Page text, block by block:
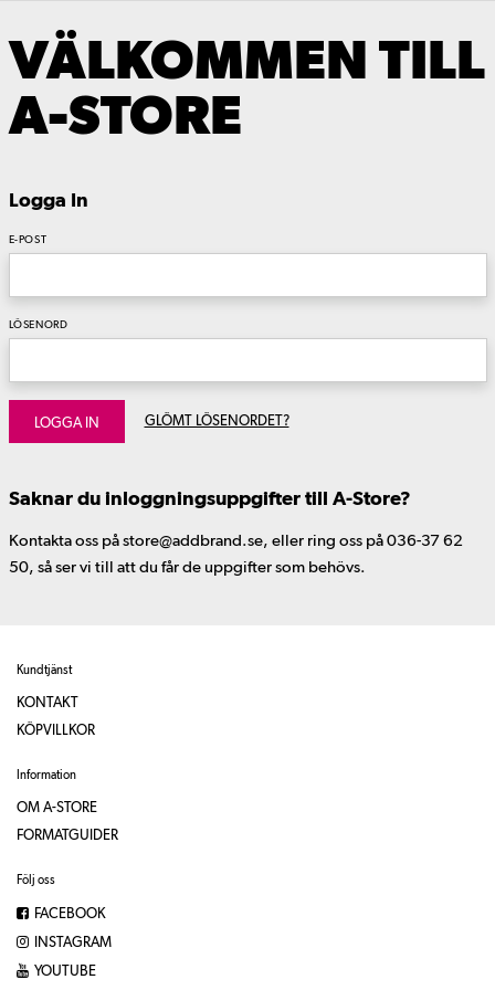
VÄLKOMMEN TILL
A-STORE
Logga In
E-POST
LÖSENORD
LOGGA IN GLÖMT LÖSENORDET?
Saknar du inloggningsuppgifter till A-Store?
Kontakta oss på store@addbrand.se, eller ring oss på 036-37 62
50, så ser vi till att du får de uppgifter som behövs.
Kundtjänst
KONTAKT
KÖPVILLKOR
Information
OM A-STORE
FORMATGUIDER
Följ oss
FACEBOOK
INSTAGRAM
YOUTUBE